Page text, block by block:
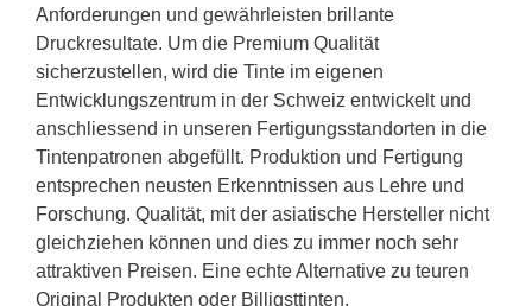
Anforderungen und gewährleisten brillante
Druckresultate. Um die Premium Qualität
sicherzustellen, wird die Tinte im eigenen
Entwicklungszentrum in der Schweiz entwickelt und
anschliessend in unseren Fertigungsstandorten in die
Tintenpatronen abgefüllt. Produktion und Fertigung
entsprechen neusten Erkenntnissen aus Lehre und
Forschung. Qualität, mit der asiatische Hersteller nicht
gleichziehen können und dies zu immer noch sehr
attraktiven Preisen. Eine echte Alternative zu teuren
Original Produkten oder Billigsttinten.